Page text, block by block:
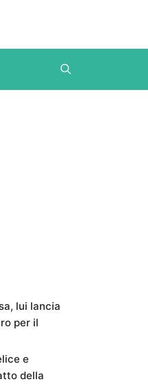
lui lancia
per il
e
della